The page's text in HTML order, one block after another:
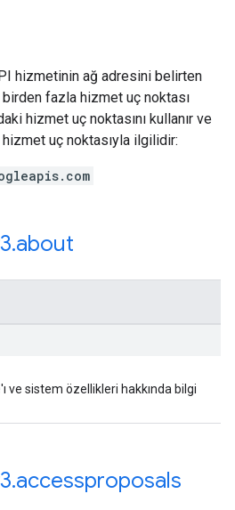
hizmetinin ağ adresini belirten
fazla hizmet uç noktası
hizmet uç noktasını kullanır ve
uç noktasıyla ilgilidir:
.about
ve sistem özellikleri hakkında bilgi
.accessproposals